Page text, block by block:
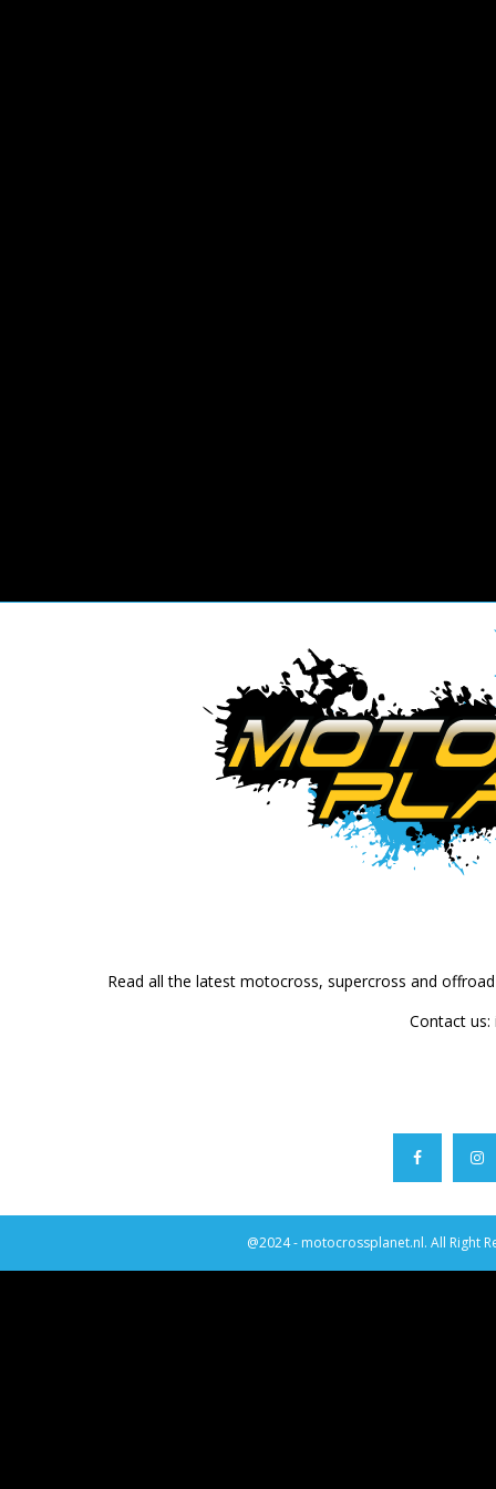
Read all the latest motocross, supercross and
Contact us:
@2024 - motocrossplanet.nl. All Right